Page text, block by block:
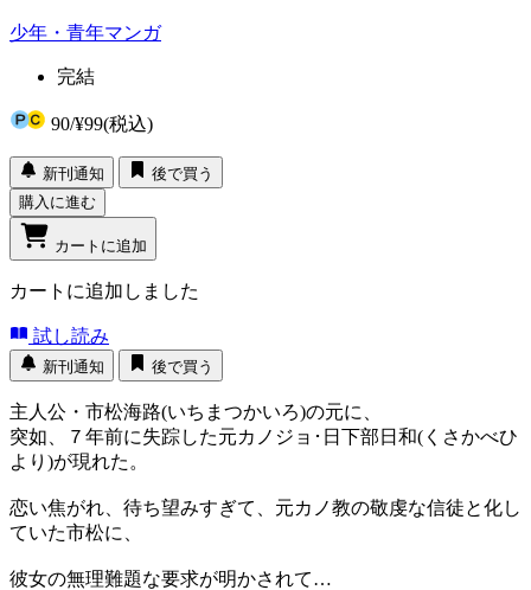
少年・青年マンガ
完結
90/¥99(税込)
新刊通知
後で買う
購入に進む
カートに追加
カートに追加しました
試し読み
新刊通知 後で買う
主人公・市松海路(いちまつかいろ)の元に、
突如、７年前に失踪した元カノジョ･日下部日和(くさかべひ
より)が現れた。
恋い焦がれ、待ち望みすぎて、元カノ教の敬虔な信徒と化し
ていた市松に、
彼女の無理難題な要求が明かされて…